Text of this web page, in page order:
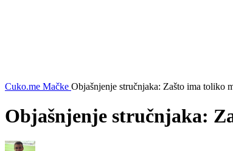
Cuko.me Mačke Objašnjenje stručnjaka: Zašto ima toliko
Objašnjenje stručnjaka: